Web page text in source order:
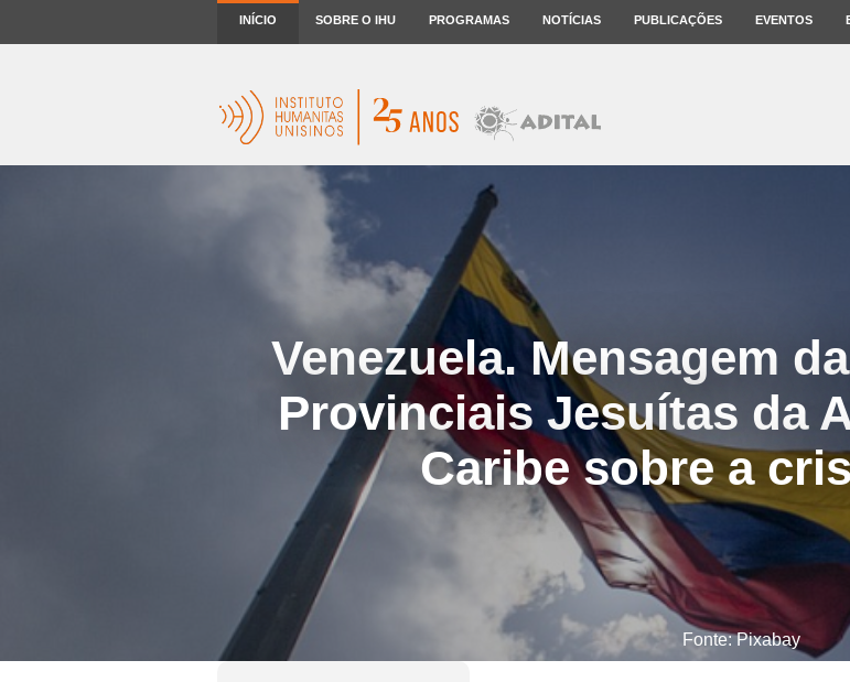
INÍCIO SOBRE O IHU PROGRAMAS NOTÍCIAS PUBLICAÇÕES EVENTOS
Venezuela. Mensagem
Provinciais Jesuítas da
Caribe sobre a
Fonte: Pixabay